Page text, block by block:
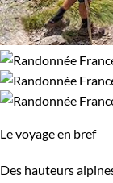
Le voyage en bref
Des hauteurs